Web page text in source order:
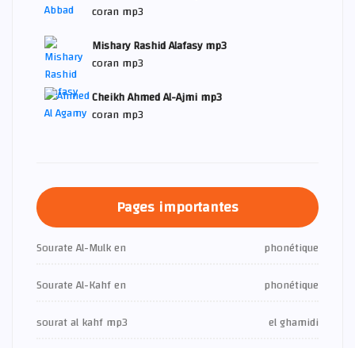
coran mp3
Mishary Rashid Alafasy mp3
coran mp3
Cheikh Ahmed Al-Ajmi mp3
coran mp3
Pages importantes
Sourate Al-Mulk en
phonétique
Sourate Al-Kahf en
phonétique
sourat al kahf mp3
el ghamidi